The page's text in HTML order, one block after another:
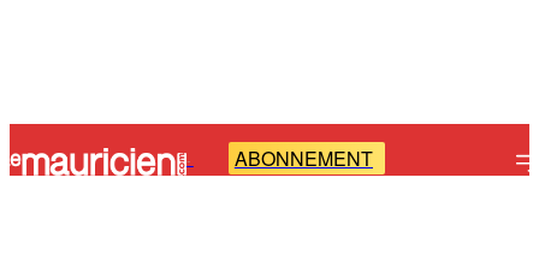
- ABONNEMENT